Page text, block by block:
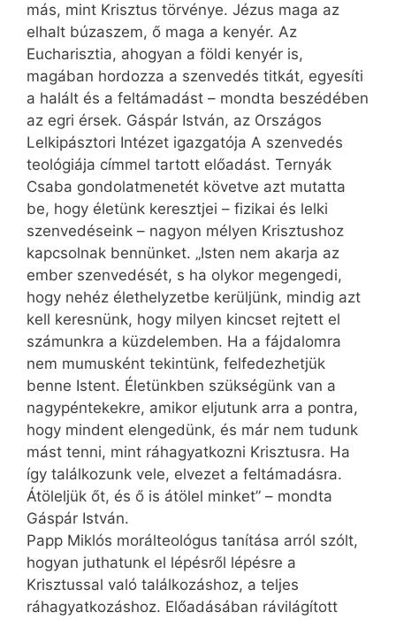
más, mint Krisztus törvénye. Jézus maga az
elhalt búzaszem, ő maga a kenyér. Az
Eucharisztia, ahogyan a földi kenyér is,
magában hordozza a szenvedés titkát, egyesíti
a halált és a feltámadást – mondta beszédében
az egri érsek. Gáspár István, az Országos
Lelkipásztori Intézet igazgatója A szenvedés
teológiája címmel tartott előadást. Ternyák
Csaba gondolatmenetét követve azt mutatta
be, hogy életünk keresztjei – fizikai és lelki
szenvedéseink – nagyon mélyen Krisztushoz
kapcsolnak bennünket. „Isten nem akarja az
ember szenvedését, s ha olykor megengedi,
hogy nehéz élethelyzetbe kerüljünk, mindig azt
kell keresnünk, hogy milyen kincset rejtett el
számunkra a küzdelemben. Ha a fájdalomra
nem mumusként tekintünk, felfedezhetjük
benne Istent. Életünkben szükségünk van a
nagypéntekekre, amikor eljutunk arra a pontra,
hogy mindent elengedünk, és már nem tudunk
mást tenni, mint ráhagyatkozni Krisztusra. Ha
így találkozunk vele, elvezet a feltámadásra.
Átöleljük őt, és ő is átölel minket” – mondta
Gáspár István.
Papp Miklós morálteológus tanítása arról szólt,
hogyan juthatunk el lépésről lépésre a
Krisztussal való találkozáshoz, a teljes
ráhagyatkozáshoz. Előadásában rávilágított